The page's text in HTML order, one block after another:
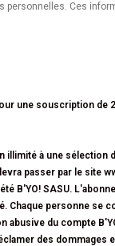
personnelles. Ces
une souscription de
à une sélection
passer par le site
B'YO! SASU.
Chaque personne se
du compte
des dommages